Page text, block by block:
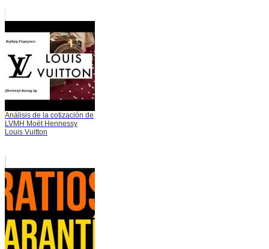
Análisis de la cotización de
LVMH Moët Hennessy
Louis Vuitton